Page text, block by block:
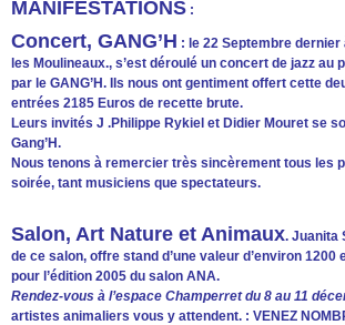
MANIFESTATIONS :
Concert, GANG’H : le 22 Septembre dernier
les Moulineaux., s’est déroulé un concert de jazz au
par le GANG’H. Ils nous ont gentiment offert cette
entrées 2185 Euros de recette brute.
Leurs invités J .Philippe Rykiel et Didier Mouret se
Gang’H.
Nous tenons à remercier très sincèrement tous les
soirée, tant musiciens que spectateurs.
Salon, Art Nature et Animaux. Juanita
de ce salon, offre stand d’une valeur d’environ 1200
pour l’édition 2005 du salon ANA.
Rendez-vous à l’espace Champerret du 8 au 11
artistes animaliers vous y attendent. : VENEZ